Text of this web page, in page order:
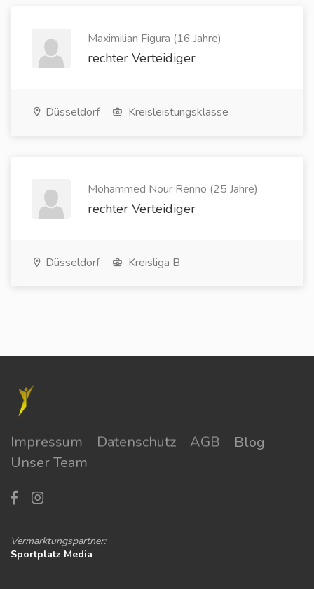
Maximilian Figura (16 Jahre)
rechter Verteidiger
Düsseldorf Kreisleistungsklasse
Mohammed Nour Renno (25 Jahre)
rechter Verteidiger
Düsseldorf Kreisliga B
Impressum Datenschutz AGB
Blog
Unser Team
Vermarktungspartner:
Sportplatz Media